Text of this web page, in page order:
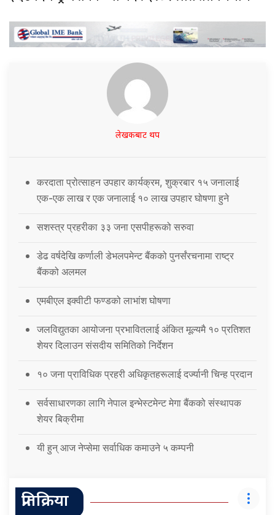
लेखकबाट थप
करदाता प्रोत्साहन उपहार कार्यक्रम, शुक्रबार १५ जनालाई
एक-एक लाख र एक जनालाई १० लाख उपहार घोषणा हुने
सशस्त्र प्रहरीका ३३ जना एसपीहरूको सरुवा
डेढ वर्षदेखि कर्णाली डेभलपमेन्ट बैंकको पुनर्संरचनामा राष्ट्र
बैंकको अलमल
एमबीएल इक्वीटी फण्डको लाभांश घोषणा
जलविद्युतका आयोजना प्रभावितलाई अंकित मूल्यमै १० प्रतिशत
शेयर दिलाउन संसदीय समितिको निर्देशन
१० जना प्राविधिक प्रहरी अधिकृतहरूलाई दर्ज्यानी चिन्ह प्रदान
सर्वसाधारणका लागि नेपाल इन्भेस्टमेन्ट मेगा बैंकको संस्थापक
शेयर बिक्रीमा
यी हुन् आज नेप्सेमा सर्वाधिक कमाउने ५ कम्पनी
प्रतिक्रिया